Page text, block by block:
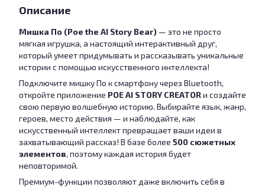
Описание
Мишка По (Poe the AI Story Bear) — это не просто
мягкая игрушка, а настоящий интерактивный друг,
который умеет придумывать и рассказывать уникальные
истории с помощью искусственного интеллекта!
Подключите мишку По к смартфону через Bluetooth,
откройте приложение POE AI STORY CREATOR и создайте
свою первую волшебную историю. Выбирайте язык, жанр,
героев, место действия — и наблюдайте, как
искусственный интеллект превращает ваши идеи в
захватывающий рассказ! В базе более 500 сюжетных
элементов, поэтому каждая история будет
неповторимой.
Премиум-функции позволяют даже включить себя в